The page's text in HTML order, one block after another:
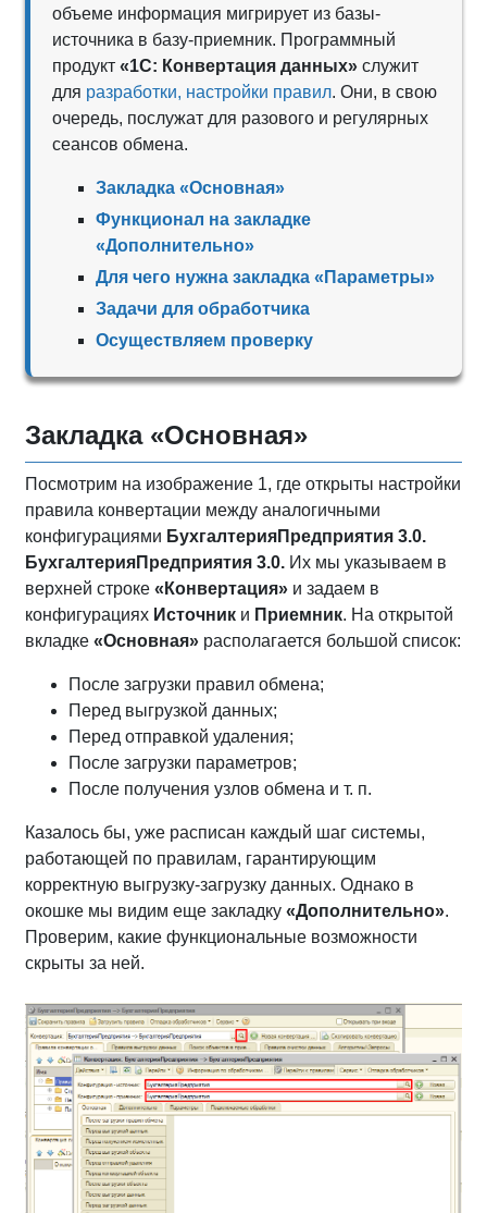
объеме информация мигрирует из базы-
источника в базу-приемник. Программный
продукт «1С: Конвертация данных» служит
для разработки, настройки правил. Они, в свою
очередь, послужат для разового и регулярных
сеансов обмена.
Закладка «Основная»
Функционал на закладке
«Дополнительно»
Для чего нужна закладка «Параметры»
Задачи для обработчика
Осуществляем проверку
Закладка «Основная»
Посмотрим на изображение 1, где открыты настройки
правила конвертации между аналогичными
конфигурациями БухгалтерияПредприятия 3.0.
БухгалтерияПредприятия 3.0. Их мы указываем в
верхней строке «Конвертация» и задаем в
конфигурациях Источник и Приемник. На открытой
вкладке «Основная» располагается большой список:
После загрузки правил обмена;
Перед выгрузкой данных;
Перед отправкой удаления;
После загрузки параметров;
После получения узлов обмена и т. п.
Казалось бы, уже расписан каждый шаг системы,
работающей по правилам, гарантирующим
корректную выгрузку-загрузку данных. Однако в
окошке мы видим еще закладку «Дополнительно».
Проверим, какие функциональные возможности
скрыты за ней.